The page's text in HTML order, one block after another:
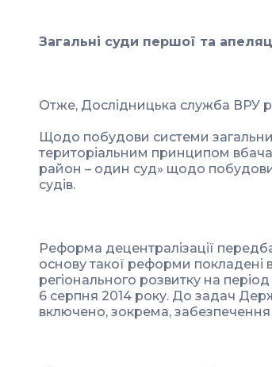
Загальні суди першої та
Отже, Дослідницька служба ВРУ
Щодо побудови системи
територіальним принципом
район – один суд» щодо побудови
судів.
Реформа децентралізації
основу такої реформи покладені
регіонального розвитку на
6 серпня 2014 року. До задач
включено, зокрема, забезпечення